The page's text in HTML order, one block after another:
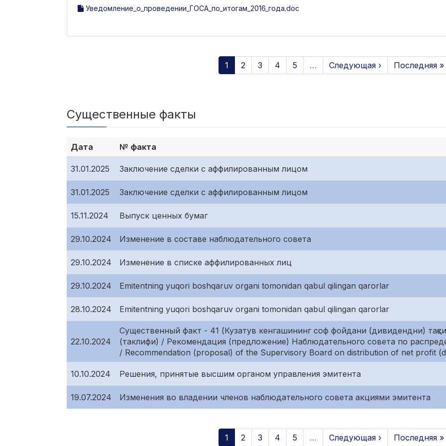
Уведомление_о_проведении_ГОСА_по_итогам_2016_года.doc
1 2 3 4 5 … Следующая › Последняя »
Существенные факты
Дата № факта
31.01.2025 Заключение сделки с аффилированным лицом
31.01.2025 Заключение сделки с аффилированным лицом
15.11.2024 Выпуск ценных бумаг
29.10.2024 Изменение в составе наблюдательного совета
29.10.2024 Изменение в списке аффилированных лиц
29.10.2024 Emitentning yuqori boshqaruv organi tomonidan qabul qilingan qarorlar
28.10.2024 Emitentning yuqori boshqaruv organi tomonidan qabul qilingan qarorlar
22.10.2024
Существенный факт - 41 (Кузатув кенгашининг соф фойдани (дивидендни)
(таклифи) / Рекомендация (предложение) Наблюдательного совета по
/ Recommendation (proposal) of the Supervisory Board on distribution of net profit
10.10.2024 Решения, принятые высшим органом управления эмитента
19.07.2024 Изменения во владении членов наблюдательного совета акциями эмитента
1 2 3 4 5 … Следующая › Последняя »